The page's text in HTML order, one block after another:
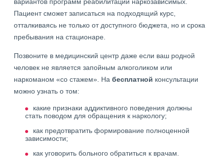
вариантов программ реабилитации наркозависимых.
Пациент сможет записаться на подходящий курс,
отталкиваясь не только от доступного бюджета, но и срока
пребывания на стационаре.
Позвоните в медицинский центр даже если ваш родной
человек не является запойным алкоголиком или
наркоманом «со стажем». На бесплатной консультации
можно узнать о том:
какие признаки аддиктивного поведения должны
стать поводом для обращения к наркологу;
как предотвратить формирование полноценной
зависимости;
как уговорить больного обратиться к врачам.